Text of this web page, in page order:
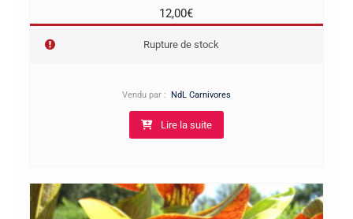
12,00€
Rupture de stock
Vendu par : NdL Carnivores
Lire la suite